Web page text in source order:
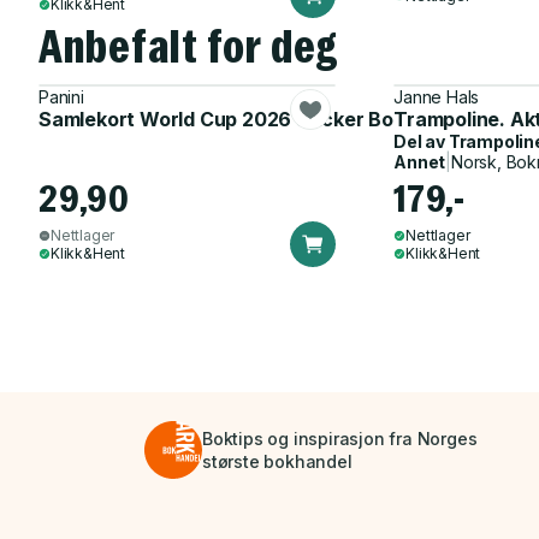
Klikk&Hent
Anbefalt for deg
Panini
Samlekort World Cup 2026 Sticker Booster
29,90
Nettlager
Klikk&Hent
Janne Hals
Trampoline.
Del av
Annet Norsk,
179,-
Nettlager
Klikk&Hent
Boktips og inspirasjon fra Norges
største bokhandel